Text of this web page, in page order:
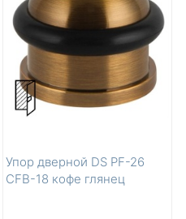
Упор дверной DS PF-26
CFB-18 кофе глянец